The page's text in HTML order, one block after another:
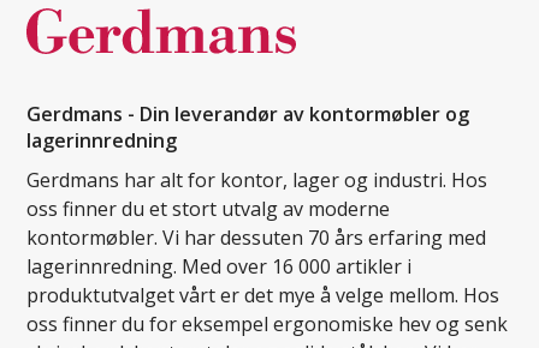
Gerdmans - Din leverandør av kontormøbler og
lagerinnredning
Gerdmans har alt for kontor, lager og industri. Hos
oss finner du et stort utvalg av moderne
kontormøbler. Vi har dessuten 70 års erfaring med
lagerinnredning. Med over 16 000 artikler i
produktutvalget vårt er det mye å velge mellom. Hos
oss finner du for eksempel ergonomiske hev og senk